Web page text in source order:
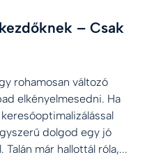
– Csak
rohamosan változó
elkényelmesedni. Ha
dolgod egy jó
már hallottál róla,...